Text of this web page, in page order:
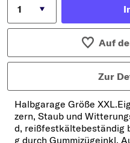
Auf
Zur
Halbgarage Größe
zern, Staub und
d, reißfestkältebeständig
g durch Gummizügeinkl.